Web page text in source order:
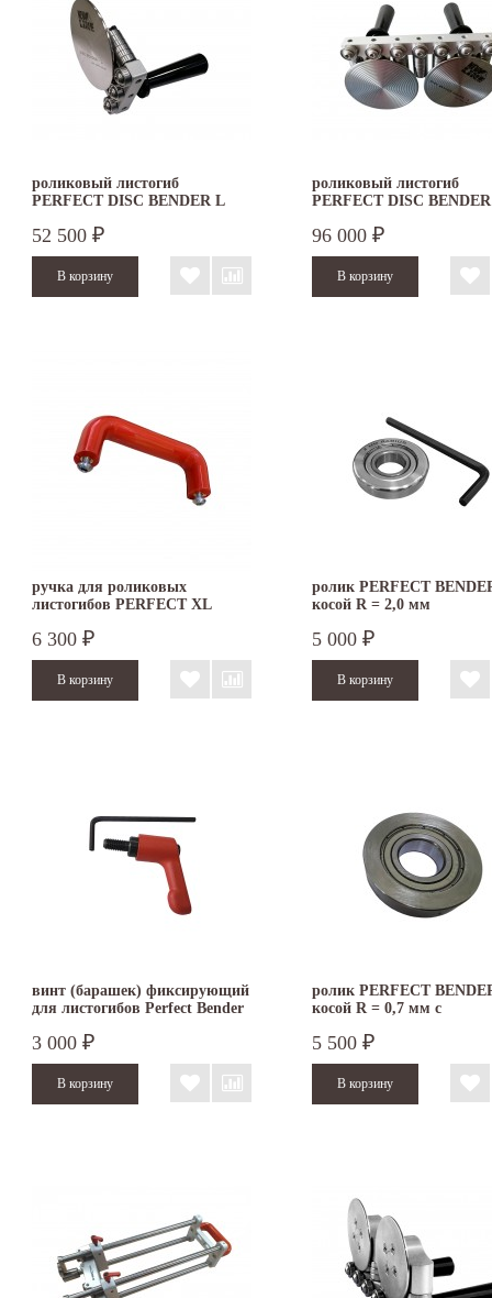
роликовый листогиб
PERFECT DISC BENDER L
52 500 ₽
роликовый листогиб
PERFECT DISC
96 000 ₽
ручка для роликовых
листогибов PERFECT XL
6 300 ₽
ролик PERFECT
косой R = 2,0 мм
5 000 ₽
винт (барашек) фиксирующий
для листогибов Perfect Bender
3 000 ₽
ролик PERFECT
косой R = 0,7 мм с
5 500 ₽